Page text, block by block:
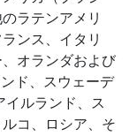
ラテンアメリ
ンス、イタリ
オランダおよび
ド、スウェーデ
イルランド、ス
コ、ロシア、そ